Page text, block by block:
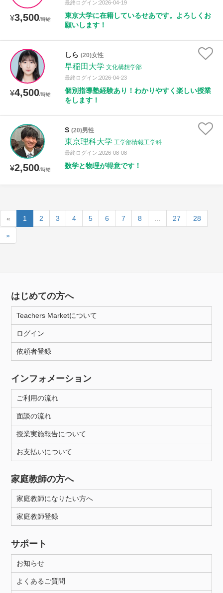
¥3,500/時給
最終ログイン:2026-04-19
東京大学に在籍しているせあです。よろしくお
願いします！
¥4,500/時給
しら (20)女性
早稲田大学 文化構想学部
最終ログイン:2026-04-23
個別指導塾経験あり！わかりやすく楽しい授業
をします！
¥2,500/時給
S (20)男性
東京理科大学 工学部情報工学科
最終ログイン:2026-08-08
数学と物理が得意です！
« 1 2 3 4 5 6 7 8 27 28
»
はじめての方へ
Teachers Marketについて
ログイン
依頼者登録
インフォメーション
ご利用の流れ
面談の流れ
授業実施報告について
お支払いについて
家庭教師の方へ
家庭教師になりたい方へ
家庭教師登録
サポート
お知らせ
よくあるご質問